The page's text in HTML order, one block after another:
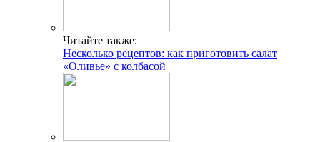
Читайте также:
Несколько рецептов: как приготовить салат
«Оливье» с колбасой